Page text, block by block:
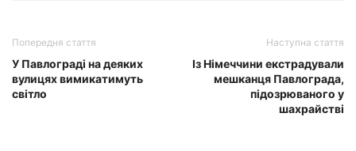
Попередня стаття
У Павлограді на деяких
вулицях вимикатимуть
світло
Наступна стаття
Із Німеччини екстрадували
мешканця Павлограда,
підозрюваного у
шахрайстві